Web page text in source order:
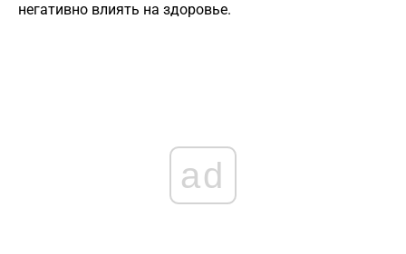
негативно влиять на здоровье.
ad